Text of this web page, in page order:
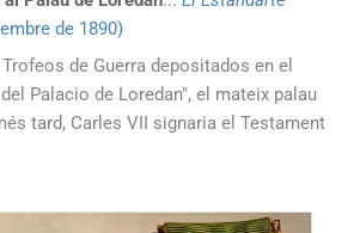
de 1890)
de Guerra depositados en el
Palacio de Loredan", el mateix palau
tard, Carles VII signaria el Testament